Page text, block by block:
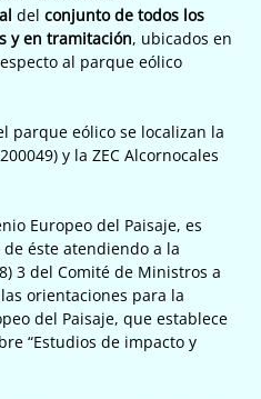
del conjunto de todos los
y en tramitación, ubicados en
al parque eólico
parque eólico se localizan la
y la ZEC Alcornocales
Europeo del Paisaje, es
éste atendiendo a la
3 del Comité de Ministros a
orientaciones para la
del Paisaje, que establece
“Estudios de impacto y